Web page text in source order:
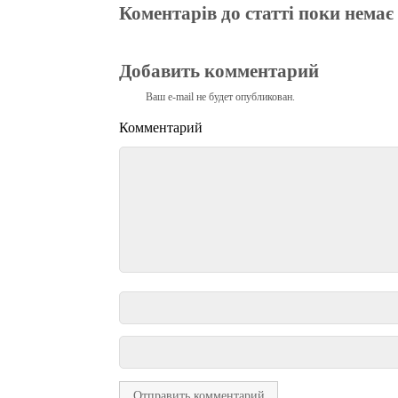
Коментарів до статті поки немає
Добавить комментарий
Ваш e-mail не будет опубликован.
Комментарий